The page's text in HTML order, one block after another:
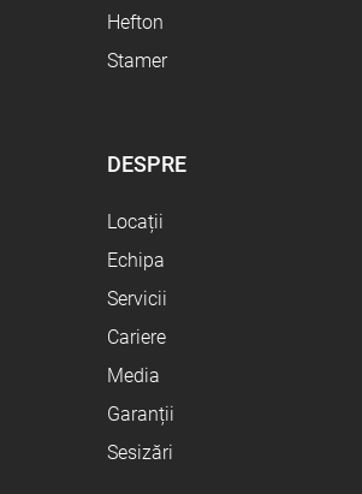
Hefton
Stamer
DESPRE
Locații
Echipa
Servicii
Cariere
Media
Garanții
Sesizări